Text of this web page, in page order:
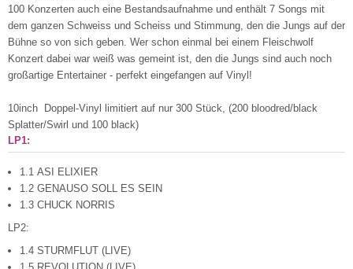
100 Konzerten auch eine Bestandsaufnahme und enthält 7 Songs mit
dem ganzen Schweiss und Scheiss und Stimmung, den die Jungs auf der
Bühne so von sich geben. Wer schon einmal bei einem Fleischwolf
Konzert dabei war weiß was gemeint ist, den die Jungs sind auch noch
großartige Entertainer - perfekt eingefangen auf Vinyl!
10inch Doppel-Vinyl limitiert auf nur 300 Stück, (200 bloodred/black
Splatter/Swirl und 100 black)
LP1:
1.1 ASI ELIXIER
1.2 GENAUSO SOLL ES SEIN
1.3 CHUCK NORRIS
LP2:
1.4 STURMFLUT (LIVE)